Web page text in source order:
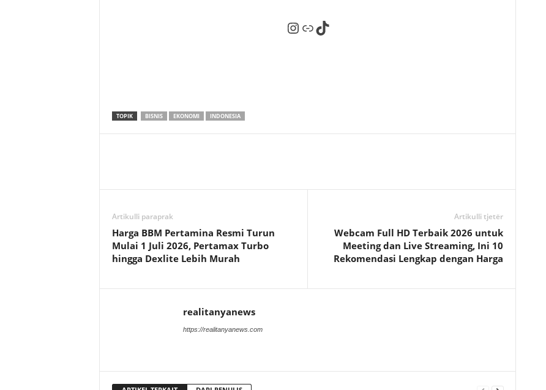
Instagram
Tautan
TikTok
TOPIK BISNIS EKONOMI INDONESIA
Artikulli paraprak
Harga BBM Pertamina Resmi Turun
Mulai 1 Juli 2026, Pertamax Turbo
hingga Dexlite Lebih Murah
Artikulli tjetër
Webcam Full HD Terbaik 2026 untuk
Meeting dan Live Streaming, Ini 10
Rekomendasi Lengkap dengan Harga
realitanyanews
https://realitanyanews.com